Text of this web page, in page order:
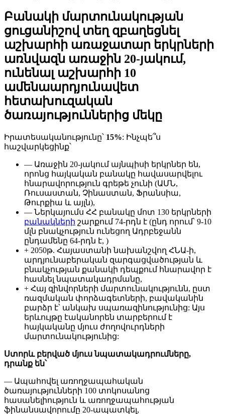
Բանակի մարտունակության
ցուցանիշով տեղ զբաղեցնել
աշխարհի առաջատար երկրների
առնվազն առաջին 20-յակում,
ունենալ աշխարհի 10
ամենաարդյունավետ
հետախուզական
ծառայություններից մեկը
Իրատեսականությունը՝ 15%: Ինչպե՞ս
հաշվարկեցինք՝
— Առաջին 20-յակում այնպիսի երկրներ են,
որոնց հայկական բանակը հավասարվելու
հնարավորություն գրեթե չունի (ԱՄՆ,
Ռուսաստան, Չինաստան, Ֆրանսիա,
Թուրքիա և այլն),
— Ներկայումս ՀՀ բանակը մոտ 130 երկրների
բանակների շարքում 74-րդն է (ընդ որում՝ 9-10
մլն բնակչություն ունեցող Ադրբեջանն
ընդամենը 64-րդն է, )
+ 2050թ. Հայաստանի նախանշվող ՀՆԱ-ի,
արդյունաբերական զարգացվածության և
բնակչության քանակի դեպքում հնարավոր է
հասնել նպատակադրմանը,
+ Հայ զինվորների մարտունակությունն, ըստ
ռազմական փորձագետների, բավականին
բարձր է՝ անկախ սպառազինությունից: Այս
երևույթը էականորեն տարբերում է
հայկականը մյուս ժողովուրդների
մարտունակությունից:
Ստորև բերված մյուս նպատակադրումները,
դրանք են՝
— Ապահովել առողջապահական
ծառայությունների 100 տոկոսանոց
հասանելիություն և առողջապահության
ֆինանսավորումը 20-ապատկել,